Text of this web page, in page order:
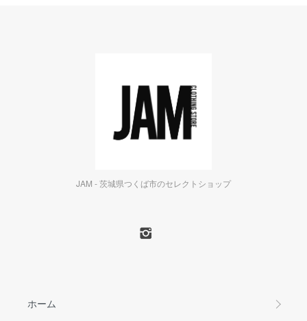
JAM - 茨城県つくば市のセレクトショップ
ホーム